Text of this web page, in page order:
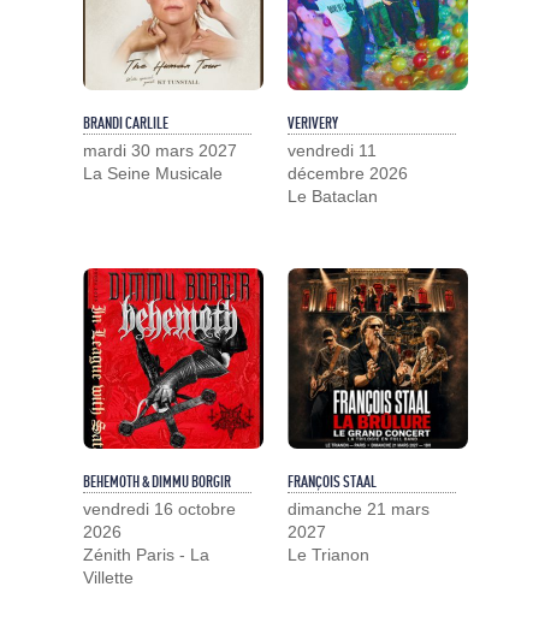
BRANDI CARLILE
mardi 30 mars 2027
La Seine Musicale
VERIVERY
vendredi 11
décembre 2026
Le Bataclan
BEHEMOTH & DIMMU BORGIR
vendredi 16 octobre
2026
Zénith Paris - La
Villette
FRANÇOIS STAAL
dimanche 21 mars
2027
Le Trianon